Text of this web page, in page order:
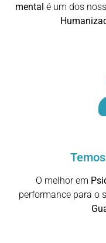
mental é um dos
O melhor em
performance para o